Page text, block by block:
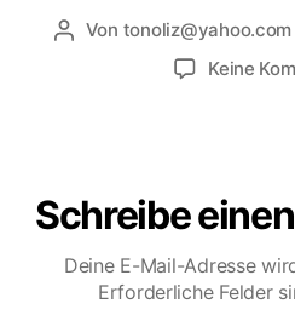
Beitragsautor
Von tonoliz@yahoo.com
Keine
Schreibe
Deine E-Mail-Adresse
Erforderliche Felder